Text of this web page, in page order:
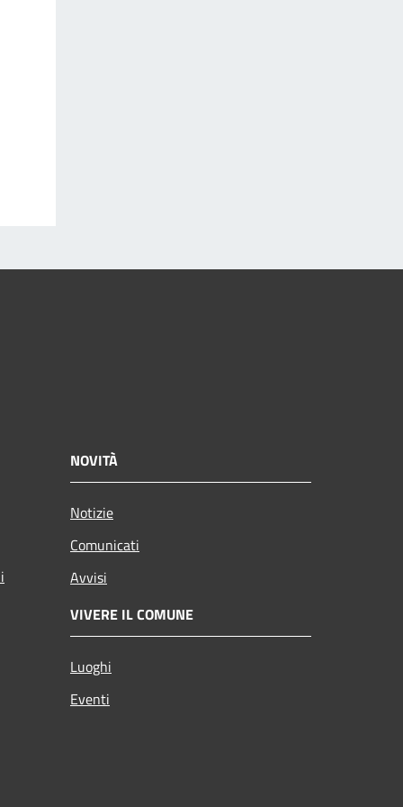
NOVITÀ
Notizie
Comunicati
Avvisi
VIVERE IL COMUNE
Luoghi
Eventi